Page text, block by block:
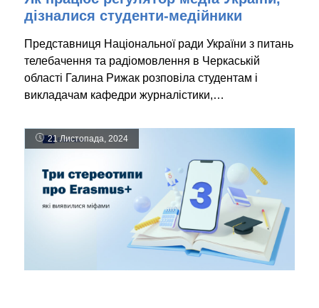
дізналися студенти-медійники
Представниця Національної ради України з питань
телебачення та радіомовлення в Черкаській
області Галина Рижак розповіла студентам і
викладачам кафедри журналістики,…
21 Листопада, 2024